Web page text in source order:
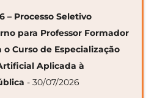
– Processo Seletivo
para Professor Formador
Curso de Especialização
Aplicada à
- 30/07/2026